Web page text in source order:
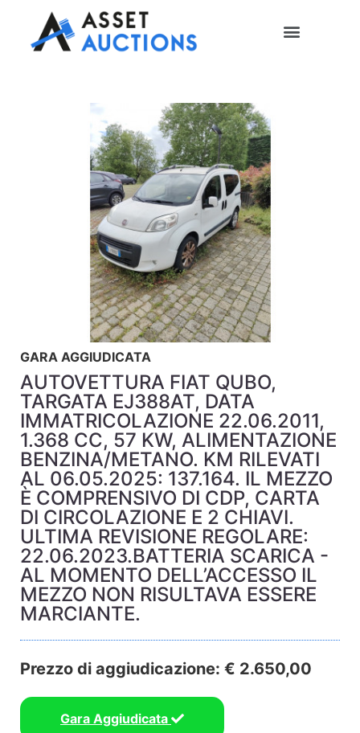
GARA AGGIUDICATA
AUTOVETTURA FIAT QUBO,
TARGATA EJ388AT, DATA
IMMATRICOLAZIONE 22.06.2011,
1.368 CC, 57 KW, ALIMENTAZIONE
BENZINA/METANO. KM RILEVATI
AL 06.05.2025: 137.164. IL MEZZO
È COMPRENSIVO DI CDP, CARTA
DI CIRCOLAZIONE E 2 CHIAVI.
ULTIMA REVISIONE REGOLARE:
22.06.2023.BATTERIA SCARICA -
AL MOMENTO DELL’ACCESSO IL
MEZZO NON RISULTAVA ESSERE
MARCIANTE.
Prezzo di aggiudicazione: € 2.650,00
Gara Aggiudicata